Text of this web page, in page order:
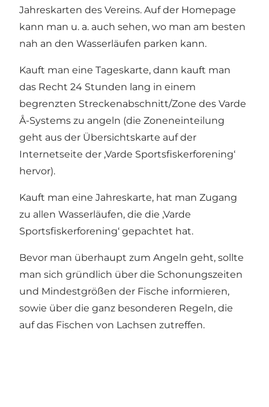
Jahreskarten des Vereins. Auf der Homepage
kann man u. a. auch sehen, wo man am besten
nah an den Wasserläufen parken kann.
Kauft man eine Tageskarte, dann kauft man
das Recht 24 Stunden lang in einem
begrenzten Streckenabschnitt/Zone des Varde
Å-Systems zu angeln (die Zoneneinteilung
geht aus der Übersichtskarte auf der
Internetseite der ‚Varde Sportsfiskerforening‘
hervor).
Kauft man eine Jahreskarte, hat man Zugang
zu allen Wasserläufen, die die ‚Varde
Sportsfiskerforening‘ gepachtet hat.
Bevor man überhaupt zum Angeln geht, sollte
man sich gründlich über die Schonungszeiten
und Mindestgrößen der Fische informieren,
sowie über die ganz besonderen Regeln, die
auf das Fischen von Lachsen zutreffen.